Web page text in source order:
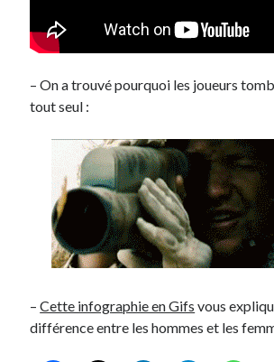
– On a trouvé pourquoi les joueurs
tout seul :
–Cette infographie en Gifs vous
différence entre les hommes et les